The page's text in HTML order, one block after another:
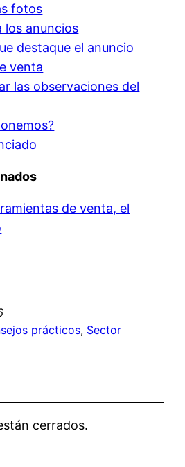
fotos
los anuncios
destaque el anuncio
venta
las observaciones del
de venta, el
prácticos, Sector
cerrados.